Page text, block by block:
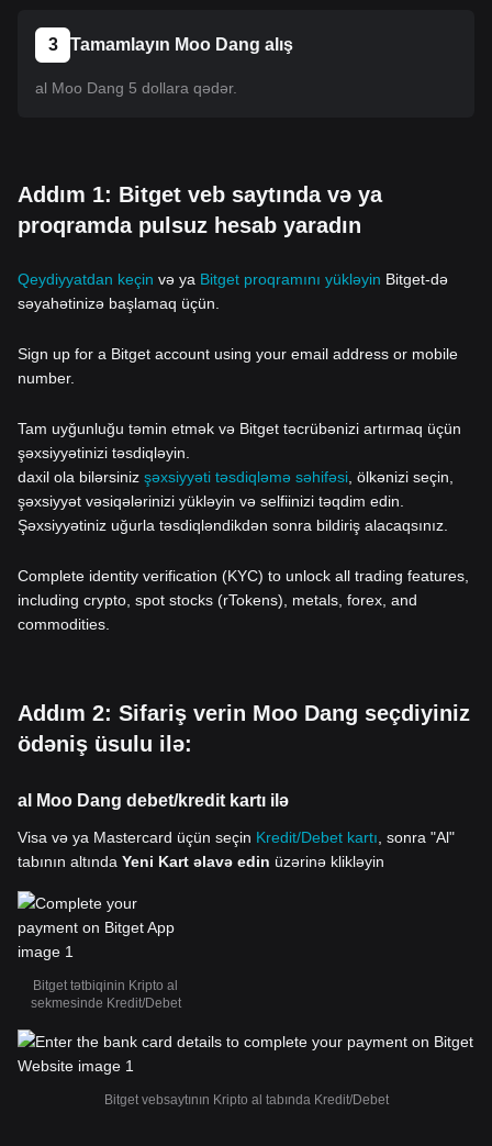
3 Tamamlayın Moo Dang alış
al Moo Dang 5 dollara qədər.
Addım 1: Bitget veb saytında və ya
proqramda pulsuz hesab yaradın
Qeydiyyatdan keçin və ya Bitget proqramını yükləyin Bitget-də
səyahətinizə başlamaq üçün.
Sign up for a Bitget account using your email address or mobile
number.
Tam uyğunluğu təmin etmək və Bitget təcrübənizi artırmaq üçün
şəxsiyyətinizi təsdiqləyin.
daxil ola bilərsiniz şəxsiyyəti təsdiqləmə səhifəsi , ölkənizi seçin,
şəxsiyyət vəsiqələrinizi yükləyin və selfiinizi təqdim edin.
Şəxsiyyətiniz uğurla təsdiqləndikdən sonra bildiriş alacaqsınız.
Complete identity verification (KYC) to unlock all trading features,
including crypto, spot stocks (rTokens), metals, forex, and
commodities.
Addım 2: Sifariş verin Moo Dang seçdiyiniz
ödəniş üsulu ilə:
al Moo Dang debet/kredit kartı ilə
Visa və ya Mastercard üçün seçin Kredit/Debet kartı , sonra "Al"
tabının altında Yeni Kart əlavə edin üzərinə klikləyin
Bitget tətbiqinin Kripto al
sekmesinde Kredit/Debet
Bitget vebsaytının Kripto al tabında Kredit/Debet